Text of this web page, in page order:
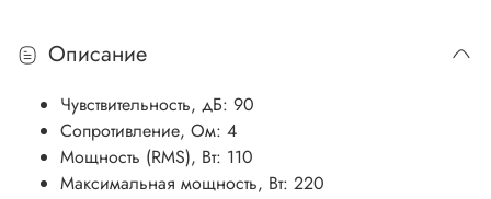
Описание
Чувствительность, дБ: 90
Сопротивление, Ом: 4
Мощность (RMS), Вт: 110
Максимальная мощность, Вт: 220